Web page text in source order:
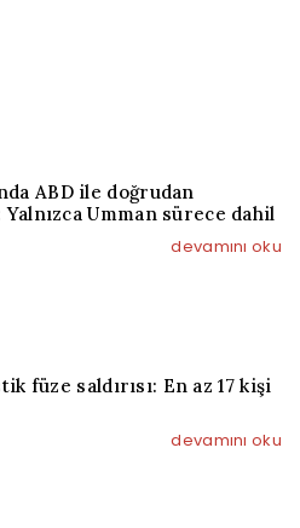
ABD ile doğrudan
Umman sürece dahil
devamını oku
füze saldırısı: En az 17 kişi
devamını oku